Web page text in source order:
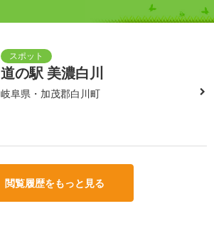
道の駅 美濃白川
岐阜県・加茂郡白川町
閲覧履歴をもっと見る